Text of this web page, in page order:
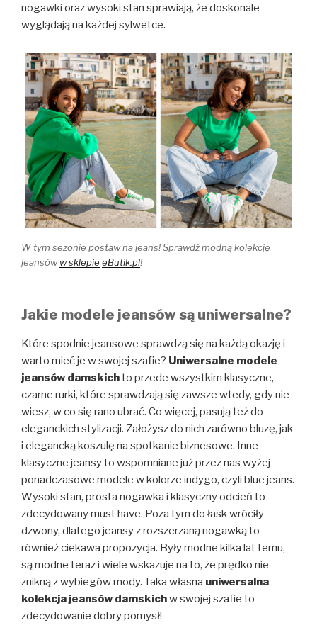
nogawki oraz wysoki stan sprawiają, że doskonale
wyglądają na każdej sylwetce.
W tym sezonie postaw na jeans! Sprawdź modną kolekcję
jeansóww sklepie eButik.pl!
Jakie modele jeansów są uniwersalne?
Które spodnie jeansowe sprawdzą się na każdą okazję i
warto mieć je w swojej szafie? Uniwersalne modele
jeansów damskichto przede wszystkim klasyczne,
czarne rurki, które sprawdzają się zawsze wtedy, gdy nie
wiesz, w co się rano ubrać. Co więcej, pasują też do
eleganckich stylizacji. Założysz do nich zarówno bluzę, jak
i elegancką koszulę na spotkanie biznesowe. Inne
klasyczne jeansy to wspomniane już przez nas wyżej
ponadczasowe modele w kolorze indygo, czyli blue jeans.
Wysoki stan, prosta nogawka i klasyczny odcień to
zdecydowany must have. Poza tym do łask wróciły
dzwony, dlatego jeansy z rozszerzaną nogawką to
również ciekawa propozycja. Były modne kilka lat temu,
są modne teraz i wiele wskazuje na to, że prędko nie
znikną z wybiegów mody. Taka własna uniwersalna
kolekcja jeansów damskichw swojej szafie to
zdecydowanie dobry pomysł!